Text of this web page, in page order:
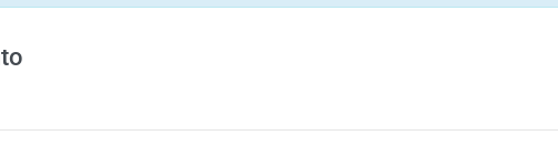
in tono sacrilego, sarcastico, denigratorio e sbeffeggiatorio
contrari al rispetto dell'ordine pubblico
commenti lesivi della privacy di qualsiasi cittadino
razzisti nei confronti di qualsiasi razza, popolo, cultura,